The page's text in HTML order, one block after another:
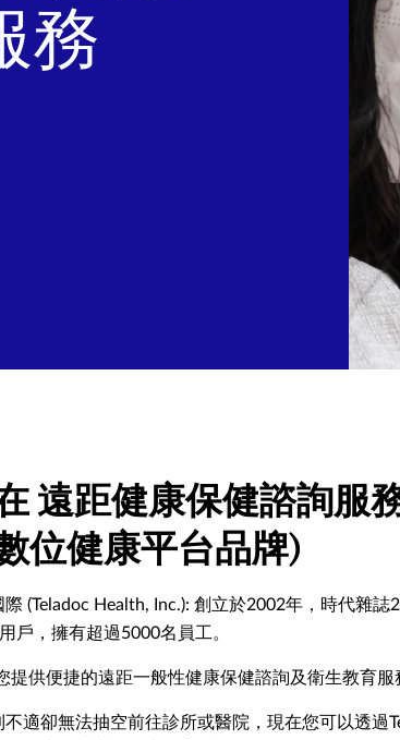
務
遠距健康保健諮詢服
位健康平台品牌)
際 (Teladoc Health, Inc.): 創立於2002年，時代雜
戶，擁有超過5000名員工。
提供便捷的遠距一般性健康保健諮詢及衛生教育服
不適卻無法抽空前往診所或醫院，現在您可以透